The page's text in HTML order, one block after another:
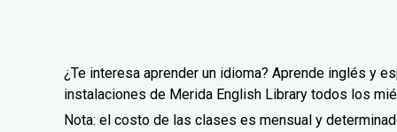
¿Te interesa aprender un idioma? Aprende inglés y
instalaciones de Merida English Library todos los
Nota: el costo de las clases es mensual y